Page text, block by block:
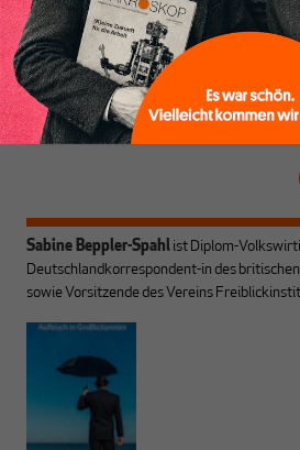
Gemeinsam scheren wir
aus den schmaler
werdenden Leitplanken
des Denkens aus.
hier
Sabine Beppler-Spahl ist Diplom-
Deutschlandkorrespondent-in des
sowie Vorsitzende des Vereins